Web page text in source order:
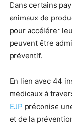
Dans certains
animaux de
pour accélérer
peuvent être
préventif.
En lien avec 44
médicaux à
EJP préconise
et de la